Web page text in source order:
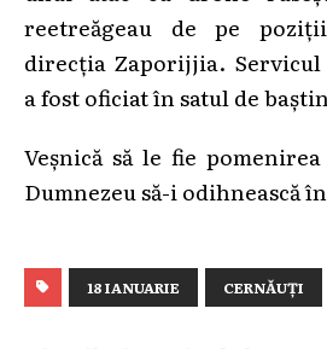
reetreăgeau de pe
direcția Zaporijjia.
a fost oficiat în satul de
Veșnică să le fie
Dumnezeu să-i odihnească
18 IANUARIE CERNĂUȚI